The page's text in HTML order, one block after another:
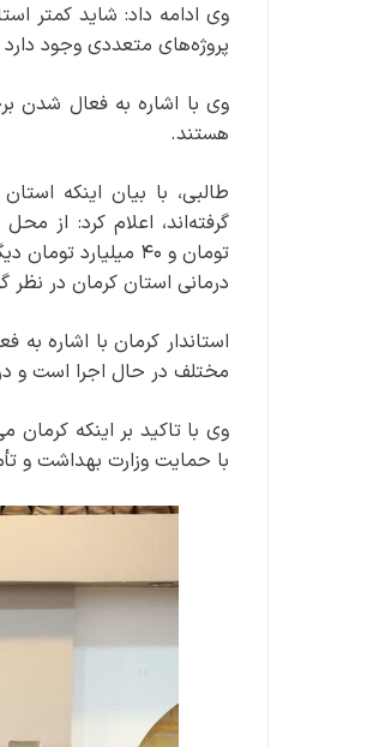
وی ادامه داد: شاید کمتر
پروژه‌های متعددی وجود دارد
وی با اشاره به فعال شدن
هستند.
طالبی، با بیان اینکه
درمانی استان کرمان در نظر
استاندار کرمان با اشاره
مختلف در حال اجرا است و
وی با تاکید بر اینکه
با حمایت وزارت بهداشت و